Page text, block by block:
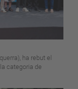
ha rebut el
categoria de